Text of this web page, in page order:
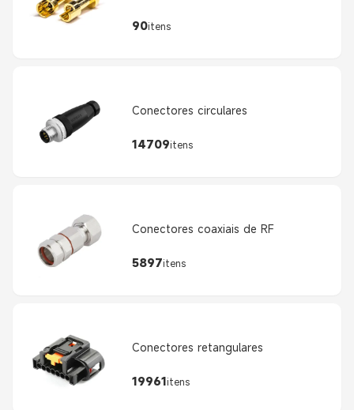
90itens
Conectores circulares
14709itens
Conectores coaxiais de RF
5897itens
Conectores retangulares
19961itens